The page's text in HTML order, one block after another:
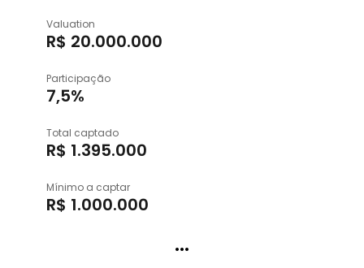
Valuation
R$ 20.000.000
Participação
7,5%
Total captado
R$ 1.395.000
Mínimo a captar
R$ 1.000.000
...